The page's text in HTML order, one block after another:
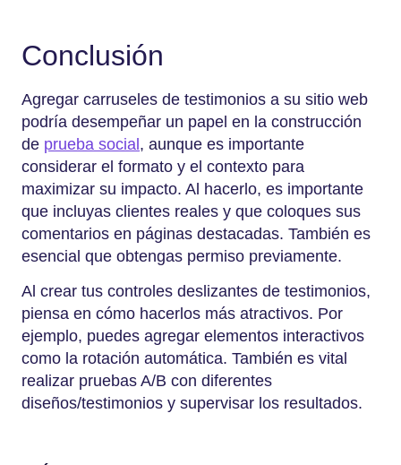
Conclusión
Agregar carruseles de testimonios a su sitio web
podría desempeñar un papel en la construcción
de prueba social, aunque es importante
considerar el formato y el contexto para
maximizar su impacto. Al hacerlo, es importante
que incluyas clientes reales y que coloques sus
comentarios en páginas destacadas. También es
esencial que obtengas permiso previamente.
Al crear tus controles deslizantes de testimonios,
piensa en cómo hacerlos más atractivos. Por
ejemplo, puedes agregar elementos interactivos
como la rotación automática. También es vital
realizar pruebas A/B con diferentes
diseños/testimonios y supervisar los resultados.